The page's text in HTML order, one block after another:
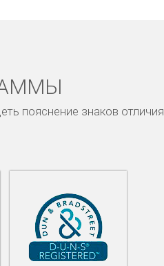
пояснение знаков отличия